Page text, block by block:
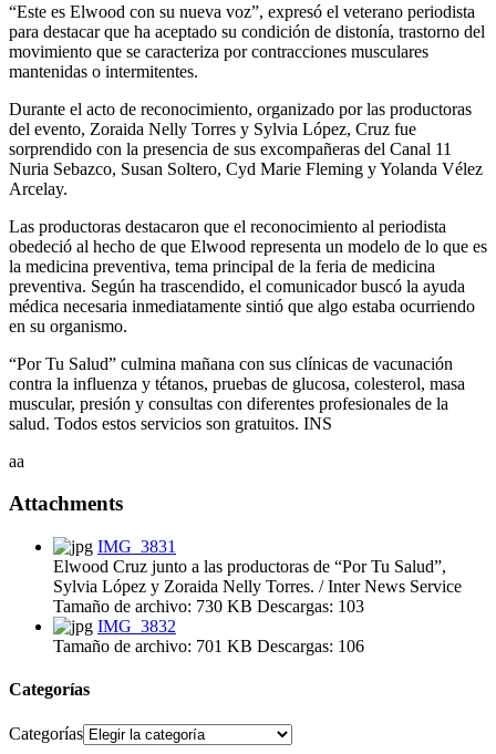
“Este es Elwood con su nueva voz”, expresó el veterano periodista
para destacar que ha aceptado su condición de distonía, trastorno del
movimiento que se caracteriza por contracciones musculares
mantenidas o intermitentes.
Durante el acto de reconocimiento, organizado por las productoras
del evento, Zoraida Nelly Torres y Sylvia López, Cruz fue
sorprendido con la presencia de sus excompañeras del Canal 11
Nuria Sebazco, Susan Soltero, Cyd Marie Fleming y Yolanda Vélez
Arcelay.
Las productoras destacaron que el reconocimiento al periodista
obedeció al hecho de que Elwood representa un modelo de lo que es
la medicina preventiva, tema principal de la feria de medicina
preventiva. Según ha trascendido, el comunicador buscó la ayuda
médica necesaria inmediatamente sintió que algo estaba ocurriendo
en su organismo.
“Por Tu Salud” culmina mañana con sus clínicas de vacunación
contra la influenza y tétanos, pruebas de glucosa, colesterol, masa
muscular, presión y consultas con diferentes profesionales de la
salud. Todos estos servicios son gratuitos. INS
aa
Attachments
IMG_3831
Elwood Cruz junto a las productoras de “Por Tu Salud”,
Sylvia López y Zoraida Nelly Torres. / Inter News Service
Tamaño de archivo: 730 KB Descargas: 103
IMG_3832
Tamaño de archivo: 701 KB Descargas: 106
Categorías
Categorías